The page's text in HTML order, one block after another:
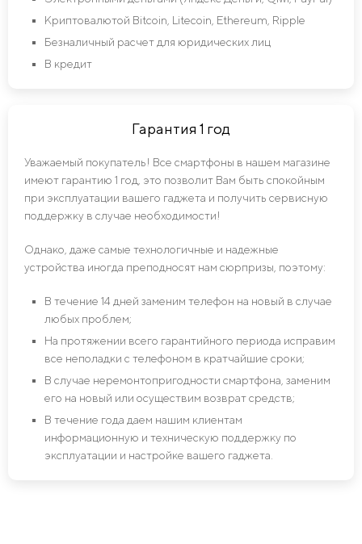
Криптовалютой Bitcoin, Litecoin, Ethereum, Ripple
Безналичный расчет для юридических лиц
В кредит
Гарантия 1 год
Уважаемый покупатель! Все смартфоны в нашем магазине
имеют гарантию 1 год, это позволит Вам быть спокойным
при эксплуатации вашего гаджета и получить сервисную
поддержку в случае необходимости!
Однако, даже самые технологичные и надежные
устройства иногда преподносят нам сюрпризы, поэтому:
В течение 14 дней заменим телефон на новый в случае
любых проблем;
На протяжении всего гарантийного периода исправим
все неполадки с телефоном в кратчайшие сроки;
В случае неремонтопригодности смартфона, заменим
его на новый или осуществим возврат средств;
В течение года даем нашим клиентам
информационную и техническую поддержку по
эксплуатации и настройке вашего гаджета.